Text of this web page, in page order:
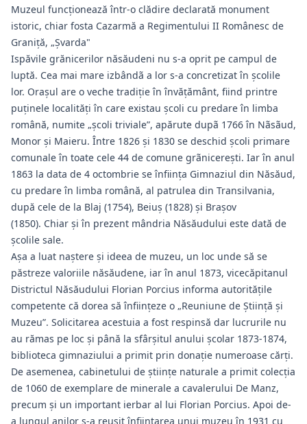
Muzeul funcționează într-o clădire declarată monument
istoric, chiar fosta Cazarmă a Regimentului II Românesc de
Graniţă, „Şvarda"
Ispăvile grănicerilor năsăudeni nu s-a oprit pe campul de
luptă. Cea mai mare izbândã a lor s-a concretizat în şcolile
lor. Orașul are o veche tradiție în învățământ, fiind printre
puținele localități în care existau școli cu predare în limba
română, numite „școli triviale”, apărute dupã 1766 în Nãsãud,
Monor şi Maieru. Între 1826 şi 1830 se deschid şcoli primare
comunale în toate cele 44 de comune grãnicereşti. Iar în anul
1863 la data de 4 octombrie se înfiinţa Gimnaziul din Năsăud,
cu predare în limba română, al patrulea din Transilvania,
după cele de la Blaj (1754), Beiuş (1828) şi Braşov
(1850). Chiar și în prezent mândria Năsăudului este dată de
şcolile sale.
Așa a luat naștere și ideea de muzeu, un loc unde să se
păstreze valoriile năsăudene, iar în anul 1873, vicecăpitanul
Districtul Năsăudului Florian Porcius informa autoritățile
competente că dorea să înfiinţeze o „Reuniune de Ştiinţă şi
Muzeu”. Solicitarea acestuia a fost respinsă dar lucrurile nu
au rămas pe loc și până la sfârşitul anului şcolar 1873-1874,
biblioteca gimnaziului a primit prin donaţie numeroase cărţi.
De asemenea, cabinetului de ştiinţe naturale a primit colecţia
de 1060 de exemplare de minerale a cavalerului De Manz,
precum și un important ierbar al lui Florian Porcius. Apoi de-
a lungul anilor s-a reușit înfiintarea unui muzeu în 1931 cu